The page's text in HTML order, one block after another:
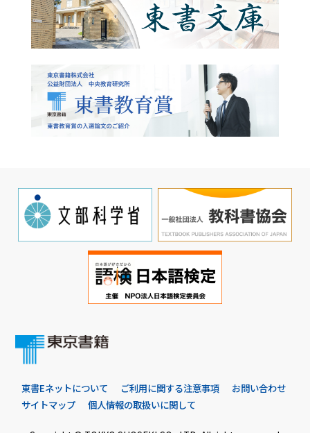
東書Eネットについて ご利用に関する注意事項
お問い合わせ
サイトマップ
個人情報の取扱いに関して